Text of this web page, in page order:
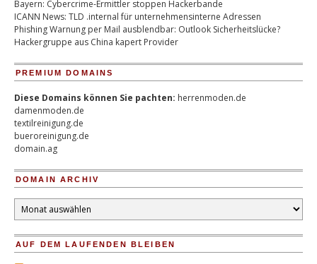
Bayern: Cybercrime-Ermittler stoppen Hackerbande
ICANN News: TLD .internal für unternehmensinterne Adressen
Phishing Warnung per Mail ausblendbar: Outlook Sicherheitslücke?
Hackergruppe aus China kapert Provider
PREMIUM DOMAINS
Diese Domains können Sie pachten: herrenmoden.de
damenmoden.de
textilreinigung.de
bueroreinigung.de
domain.ag
DOMAIN ARCHIV
Domain
Archiv
AUF DEM LAUFENDEN BLEIBEN